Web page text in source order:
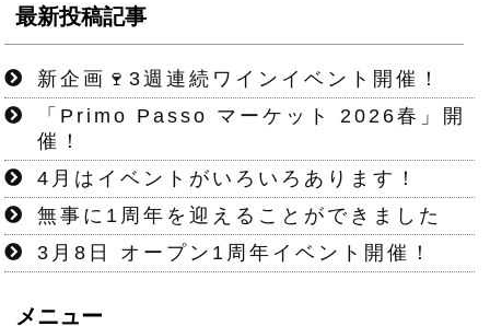
最新投稿記事
新企画🍷3週連続ワインイベント開催！
「Primo Passo マーケット 2026春」開
催！
4月はイベントがいろいろあります！
無事に1周年を迎えることができました
3月8日 オープン1周年イベント開催！
メニュー